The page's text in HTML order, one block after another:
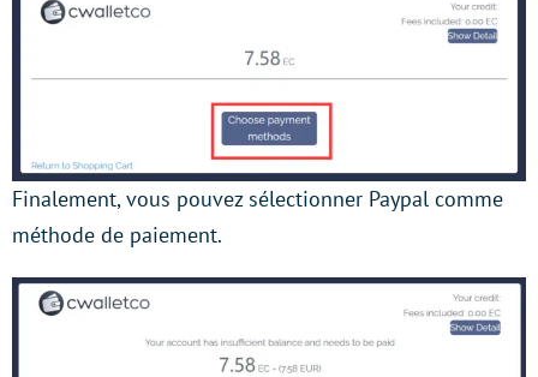
Finalement, vous pouvez sélectionner Paypal comme
méthode de paiement.